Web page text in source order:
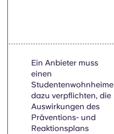
Ein Anbieter muss
einen
Studentenwohnheime
dazu verpflichten, die
Auswirkungen des
Präventions- und
Reaktionsplans